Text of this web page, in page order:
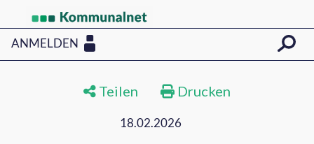
ANMELDEN
Teilen Drucken
18.02.2026